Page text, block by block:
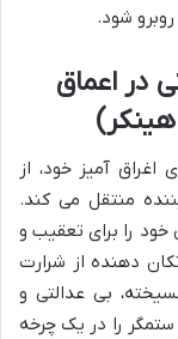
شود.
در اعماق
آمیز خود، از
منتقل می کند.
را برای تعقیب و
دهنده از شرارت
بی عدالتی و
را در یک چرخه